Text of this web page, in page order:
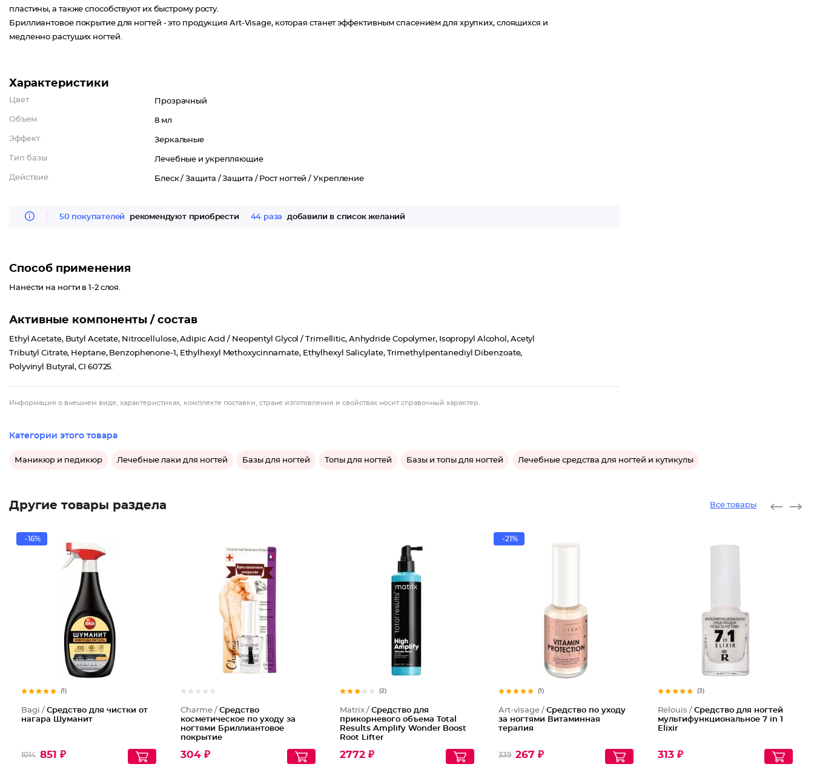
пластины, а также способствуют их быстрому росту.
Бриллиантовое покрытие для ногтей - это продукция Art-Visage, которая станет эффективным спасением для хрупких, слоящихся и
медленно растущих ногтей.
Характеристики
Цвет Прозрачный
Объем 8 мл
Эффект Зеркальные
Тип базы Лечебные и укрепляющие
Действие Блеск /Защита /Защита / Рост ногтей /Укрепление
50 покупателей рекомендуют приобрести 44 раза добавили в список желаний
Способ применения
Нанести на ногти в 1-2 слоя.
Активные компоненты / состав
Ethyl Acetate, Butyl Acetate, Nitrocellulose, Adipic Acid / Neopentyl Glycol / Trimellitic, Anhydride Copolymer, Isopropyl Alcohol, Acetyl
Tributyl Citrate, Heptane, Benzophenone-1, Ethylhexyl Methoxycinnamate, Ethylhexyl Salicylate, Trimethylpentanediyl Dibenzoate,
Polyvinyl Butyral, CI 60725.
Информация о внешнем виде, характеристиках, комплекте поставки, стране изготовления и свойствах носит справочный характер.
Категории этого товара
Маникюр и педикюр Лечебные лаки для ногтей Базы для ногтей Топы для ногтей Базы и топы для ногтей Лечебные средства для ногтей и кутикулы
Другие товары раздела Все товары
-16%
(1)
Bagi / Средство для чистки от
нагара Шуманит
1014 851 ₽
Charme / Средство
косметическое по уходу за
ногтями Бриллиантовое
покрытие
304 ₽
(2)
Matrix / Средство для
прикорневого объема Total
Results Amplify Wonder Boost
Root Lifter
2772 ₽
-21%
(1)
Art-visage /Средство по уходу
за ногтями Витаминная
терапия
339 267 ₽
(3)
Relouis /Средство для ногтей
мультифункциональное 7 in 1
Elixir
313 ₽